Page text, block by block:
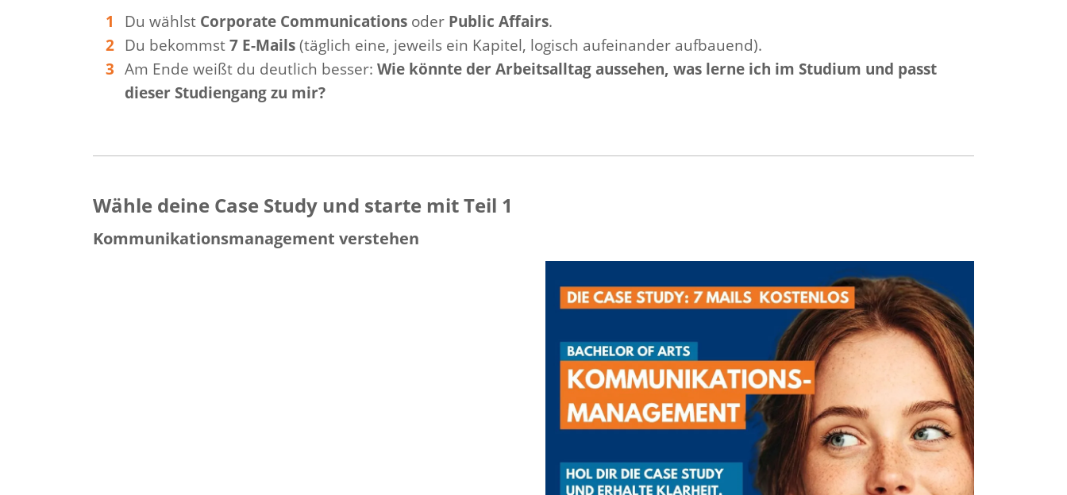
Du wählst Corporate Communications oder Public Affairs.
Du bekommst7 E-Mails(täglich eine, jeweils ein Kapitel, logisch aufeinander aufbauend).
Am Ende weißt du deutlich besser: Wie könnte der Arbeitsalltag aussehen, was lerne ich im Studium und passt
dieser Studiengang zu mir?
Wähle deine Case Study und starte mit Teil 1
Kommunikationsmanagement verstehen